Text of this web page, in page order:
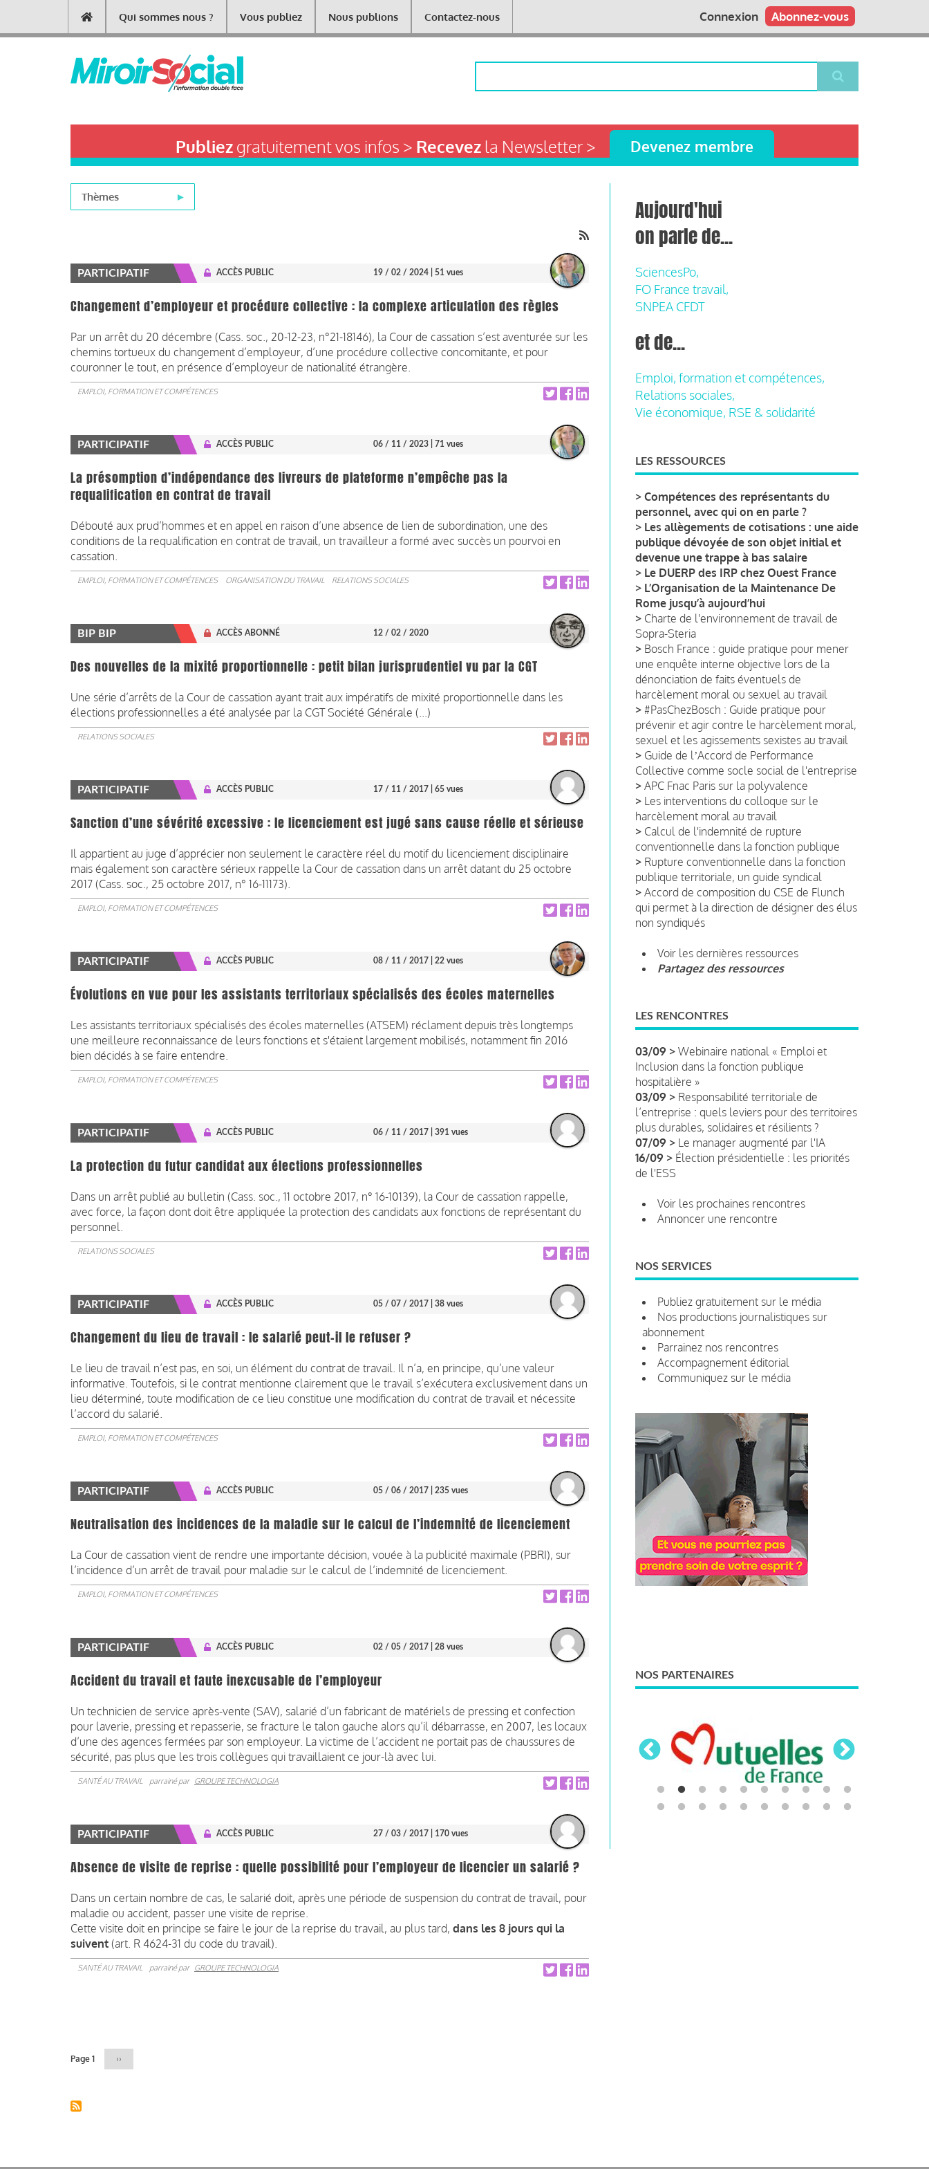
contenu
Main
navigation
Qui sommes nous ? Vous publiez Nous publions Contactez-nous Abonnez-vous
Connexion
Publiezgratuitement vos infos > Recevezla Newsletter > Devenez membre
Thèmes
PARTICIPATIF ACCÈS PUBLIC 19 / 02 / 2024 | 51 vues
Changement d’employeur et procédure collective : la complexe articulation des règles
Par un arrêt du 20 décembre (Cass. soc., 20-12-23, n°21-18146), la Cour de cassation s’est aventurée sur les
chemins tortueux du changement d’employeur, d’une procédure collective concomitante, et pour
couronner le tout, en présence d’employeur de nationalité étrangère.
EMPLOI, FORMATION ET COMPÉTENCES
PARTICIPATIF ACCÈS PUBLIC 06 / 11 / 2023 | 71 vues
La présomption d’indépendance des livreurs de plateforme n’empêche pas la
requalification en contrat de travail
Débouté aux prud’hommes et en appel en raison d’une absence de lien de subordination, une des
conditions de la requalification en contrat de travail, un travailleur a formé avec succès un pourvoi en
cassation.
EMPLOI, FORMATION ET COMPÉTENCES ORGANISATION DU TRAVAIL RELATIONS SOCIALES
BIP BIP ACCÈS ABONNÉ 12 / 02 / 2020
Des nouvelles de la mixité proportionnelle : petit bilan jurisprudentiel vu par la CGT
Une série d’arrêts de la Cour de cassation ayant trait aux impératifs de mixité proportionnelle dans les
élections professionnelles a été analysée par la CGT Société Générale (...)
RELATIONS SOCIALES
PARTICIPATIF ACCÈS PUBLIC 17 / 11 / 2017 | 65 vues
Sanction d’une sévérité excessive : le licenciement est jugé sans cause réelle et sérieuse
Il appartient au juge d’apprécier non seulement le caractère réel du motif du licenciement disciplinaire
mais également son caractère sérieux rappelle la Cour de cassation dans un arrêt datant du 25 octobre
2017 (Cass. soc., 25 octobre 2017, n° 16-11173).
EMPLOI, FORMATION ET COMPÉTENCES
PARTICIPATIF ACCÈS PUBLIC 08 / 11 / 2017 | 22 vues
Évolutions en vue pour les assistants territoriaux spécialisés des écoles maternelles
Les assistants territoriaux spécialisés des écoles maternelles (ATSEM) réclament depuis très longtemps
une meilleure reconnaissance de leurs fonctions et s'étaient largement mobilisés, notamment fin 2016
bien décidés à se faire entendre.
EMPLOI, FORMATION ET COMPÉTENCES
PARTICIPATIF ACCÈS PUBLIC 06 / 11 / 2017 | 391 vues
La protection du futur candidat aux élections professionnelles
Dans un arrêt publié au bulletin (Cass. soc., 11 octobre 2017, n° 16-10139), la Cour de cassation rappelle,
avec force, la façon dont doit être appliquée la protection des candidats aux fonctions de représentant du
personnel.
RELATIONS SOCIALES
PARTICIPATIF ACCÈS PUBLIC 05 / 07 / 2017 | 38 vues
Changement du lieu de travail : le salarié peut-il le refuser ?
Le lieu de travail n’est pas, en soi, un élément du contrat de travail. Il n’a, en principe, qu’une valeur
informative. Toutefois, si le contrat mentionne clairement que le travail s’exécutera exclusivement dans un
lieu déterminé, toute modification de ce lieu constitue une modification du contrat de travail et nécessite
l’accord du salarié.
EMPLOI, FORMATION ET COMPÉTENCES
PARTICIPATIF ACCÈS PUBLIC 05 / 06 / 2017 | 235 vues
Neutralisation des incidences de la maladie sur le calcul de l’indemnité de licenciement
La Cour de cassation vient de rendre une importante décision, vouée à la publicité maximale (PBRI), sur
l’incidence d’un arrêt de travail pour maladie sur le calcul de l’indemnité de licenciement.
EMPLOI, FORMATION ET COMPÉTENCES
PARTICIPATIF ACCÈS PUBLIC 02 / 05 / 2017 | 28 vues
Accident du travail et faute inexcusable de l’employeur
Un technicien de service après-vente (SAV), salarié d’un fabricant de matériels de pressing et confection
pour laverie, pressing et repasserie, se fracture le talon gauche alors qu’il débarrasse, en 2007, les locaux
d’une des agences fermées par son employeur. La victime de l’accident ne portait pas de chaussures de
sécurité, pas plus que les trois collègues qui travaillaient ce jour-là avec lui.
SANTÉ AU TRAVAIL parrainé par GROUPE TECHNOLOGIA
PARTICIPATIF ACCÈS PUBLIC 27 / 03 / 2017 | 170 vues
Absence de visite de reprise : quelle possibilité pour l’employeur de licencier un salarié ?
Dans un certain nombre de cas, le salarié doit, après une période de suspension du contrat de travail, pour
maladie ou accident, passer une visite de reprise.
Cette visite doit en principe se faire le jour de la reprise du travail, au plus tard, dans les 8 jours qui la
suivent (art. R 4624-31 du code du travail).
SANTÉ AU TRAVAIL parrainé par GROUPE TECHNOLOGIA
Page 1
Page
suivante
››
Aujourd'hui
on parle de...
SciencesPo,
FO France travail,
SNPEA CFDT
et de...
Emploi, formation et compétences,
Relations sociales,
Vie économique, RSE & solidarité
LES RESSOURCES
> Compétences des représentants du
personnel, avec qui on en parle ?
> Les allègements de cotisations : une aide
publique dévoyée de son objet initial et
devenue une trappe à bas salaire
> Le DUERP des IRP chez Ouest France
> L’Organisation de la Maintenance De
Rome jusqu’à aujourd’hui
> Charte de l'environnement de travail de
Sopra-Steria
> Bosch France : guide pratique pour mener
une enquête interne objective lors de la
dénonciation de faits éventuels de
harcèlement moral ou sexuel au travail
> #PasChezBosch : Guide pratique pour
prévenir et agir contre le harcèlement moral,
sexuel et les agissements sexistes au travail
> Guide de lʼAccord de Performance
Collective comme socle social de l'entreprise
> APC Fnac Paris sur la polyvalence
> Les interventions du colloque sur le
harcèlement moral au travail
> Calcul de l'indemnité de rupture
conventionnelle dans la fonction publique
> Rupture conventionnelle dans la fonction
publique territoriale, un guide syndical
> Accord de composition du CSE de Flunch
qui permet à la direction de désigner des élus
non syndiqués
Voir les dernières ressources
Partagez des ressources
LES RENCONTRES
03/09 > Webinaire national « Emploi et
Inclusion dans la fonction publique
hospitalière »
03/09 > Responsabilité territoriale de
l’entreprise : quels leviers pour des territoires
plus durables, solidaires et résilients ?
07/09 > Le manager augmenté par l'IA
16/09 > Élection présidentielle : les priorités
de l'ESS
Voir les prochaines rencontres
Annoncer une rencontre
NOS SERVICES
Publiez gratuitement sur le média
Nos productions journalistiques sur
abonnement
Parrainez nos rencontres
Accompagnement éditorial
Communiquez sur le média
NOS PARTENAIRES